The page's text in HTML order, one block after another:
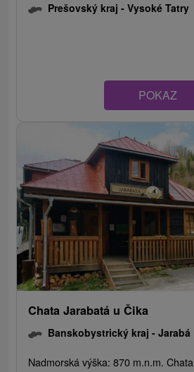
Prešovský kraj -Vysoké Tatry
POKAZ
Chata Jarabatá u Čika
Banskobystrický kraj -Jarabá
Nadmorská výška: 870 m.n.m.